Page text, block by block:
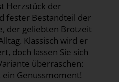
Herzstück der
fester Bestandteil der
der geliebten Brotzeit
Klassisch wird er
doch lassen Sie sich
überraschen:
Genussmoment!